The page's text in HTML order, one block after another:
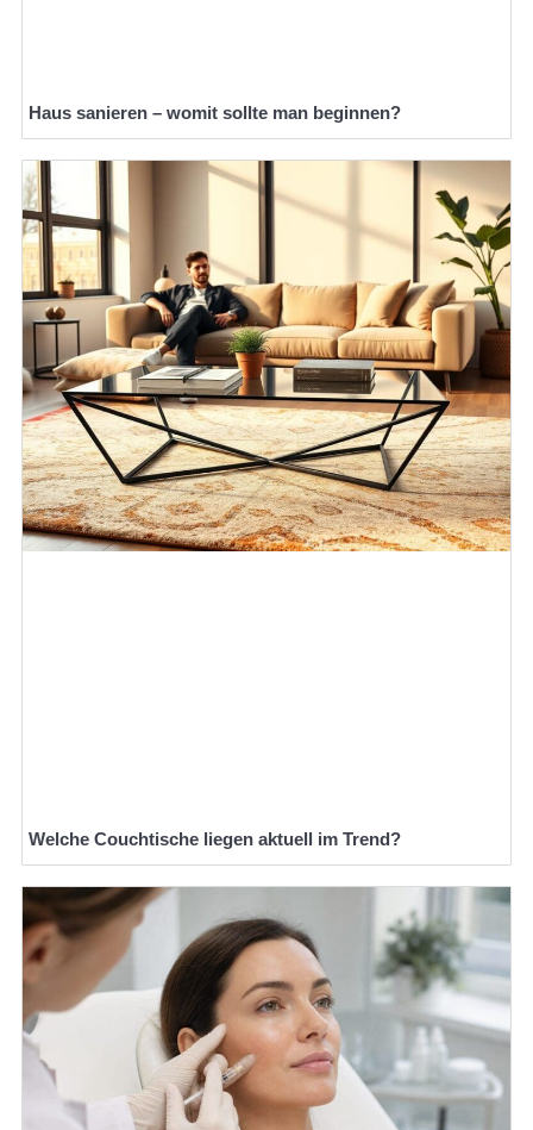
Haus sanieren – womit sollte man beginnen?
Welche Couchtische liegen aktuell im Trend?